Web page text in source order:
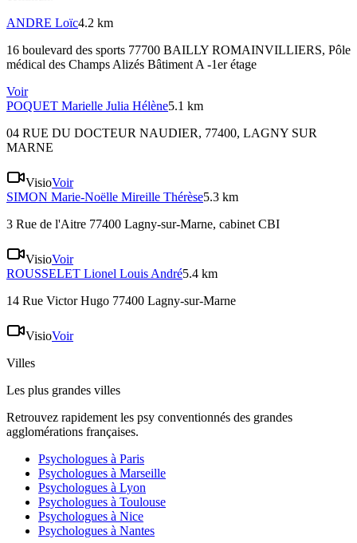
ANDRE Loïc4.2 km
16 boulevard des sports 77700 BAILLY ROMAINVILLIERS, Pôle
médical des Champs Alizés Bâtiment A -1er étage
Voir
POQUET Marielle Julia Hélène5.1 km
04 RUE DU DOCTEUR NAUDIER, 77400, LAGNY SUR
MARNE
VisioVoir
SIMON Marie-Noëlle Mireille Thérèse5.3 km
3 Rue de l'Aitre 77400 Lagny-sur-Marne, cabinet CBI
VisioVoir
ROUSSELET Lionel Louis André5.4 km
14 Rue Victor Hugo 77400 Lagny-sur-Marne
VisioVoir
Villes
Les plus grandes villes
Retrouvez rapidement les psy conventionnés des grandes
agglomérations françaises.
Psychologues à Paris
Psychologues à Marseille
Psychologues à Lyon
Psychologues à Toulouse
Psychologues à Nice
Psychologues à Nantes